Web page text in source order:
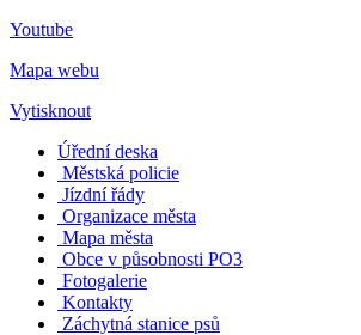
Youtube
Mapa webu
Vytisknout
Úřední deska
Městská policie
Jízdní řády
Organizace města
Mapa města
Obce v působnosti PO3
Fotogalerie
Kontakty
Záchytná stanice psů